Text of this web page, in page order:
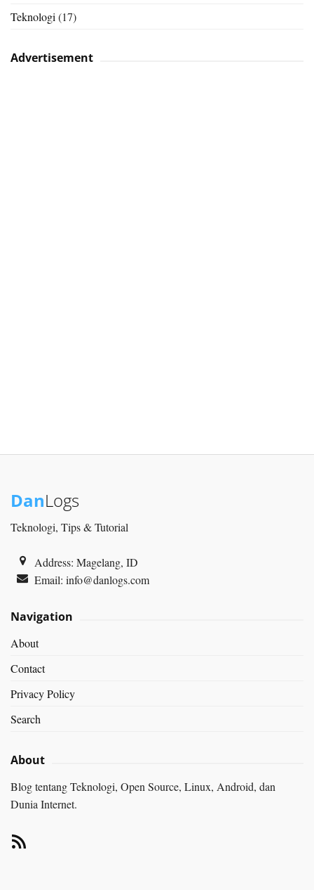
Teknologi (17)
Advertisement
DanLogs
Teknologi, Tips & Tutorial
Address: Magelang, ID
Email:info@danlogs.com
Navigation
About
Contact
Privacy Policy
Search
About
Blog tentang Teknologi, Open Source, Linux, Android, dan
Dunia Internet.